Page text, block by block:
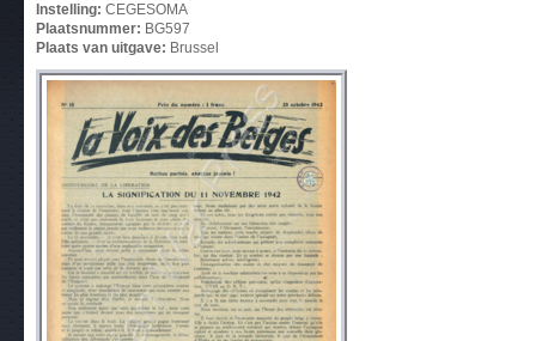
Instelling: CEGESOMA
Plaatsnummer: BG597
Plaats van uitgave: Brussel